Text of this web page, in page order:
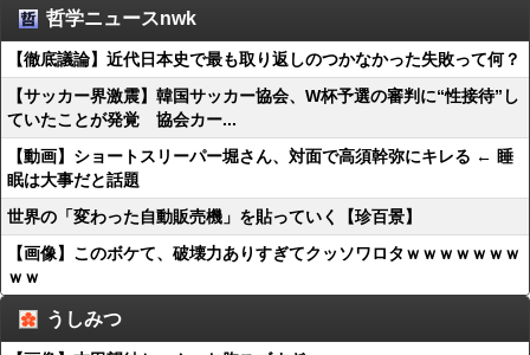
哲学ニュースnwk
【徹底議論】近代日本史で最も取り返しのつかなかった失敗って何？
【サッカー界激震】韓国サッカー協会、W杯予選の審判に“性接待”し
ていたことが発覚 協会カー...
【動画】ショートスリーパー堀さん、対面で高須幹弥にキレる ← 睡
眠は大事だと話題
世界の「変わった自動販売機」を貼っていく【珍百景】
【画像】このボケて、破壊力ありすぎてクッソワロタｗｗｗｗｗｗｗ
ｗｗ
うしみつ